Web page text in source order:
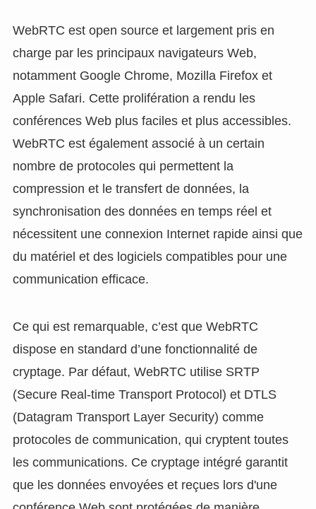
WebRTC est open source et largement pris en
charge par les principaux navigateurs Web,
notamment Google Chrome, Mozilla Firefox et
Apple Safari. Cette prolifération a rendu les
conférences Web plus faciles et plus accessibles.
WebRTC est également associé à un certain
nombre de protocoles qui permettent la
compression et le transfert de données, la
synchronisation des données en temps réel et
nécessitent une connexion Internet rapide ainsi que
du matériel et des logiciels compatibles pour une
communication efficace.
Ce qui est remarquable, c’est que WebRTC
dispose en standard d’une fonctionnalité de
cryptage. Par défaut, WebRTC utilise SRTP
(Secure Real-time Transport Protocol) et DTLS
(Datagram Transport Layer Security) comme
protocoles de communication, qui cryptent toutes
les communications. Ce cryptage intégré garantit
que les données envoyées et reçues lors d'une